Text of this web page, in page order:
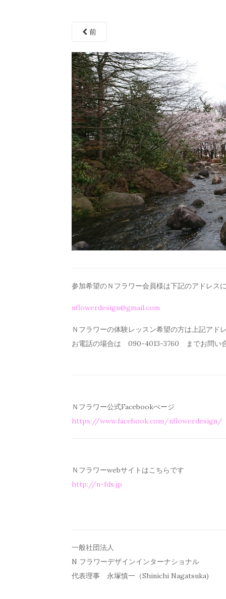
前
参加希望のＮフラワー会員様は下記のアドレス
nflowerdesign@gmail.com
Ｎフラワーの体験レッスン希望の方は上記アド
お電話の場合は 090-4013-3760 までお問い
Ｎフラワー公式Facebookぺージ
https://www.facebook.com/nflowerdesign/
Ｎフラワーwebサイトはこちらです
http://n-fds.jp
一般社団法人
N フラワーデザインインターナショナル
代表理事 永塚慎一（Shinichi Nagatsuka)